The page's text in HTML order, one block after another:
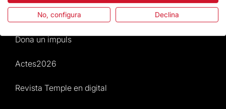
Agenda
Dona un impuls
Actes2026
Revista Temple en digital
No, configura Declina